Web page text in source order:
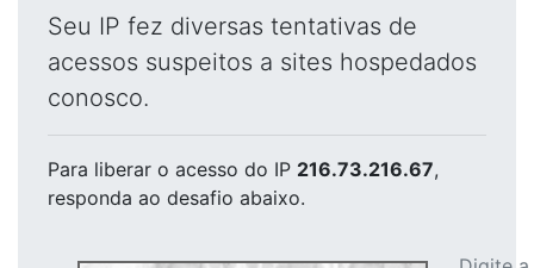
Seu IP fez diversas tentativas de
acessos suspeitos a sites hospedados
conosco.
Para liberar o acesso do IP 216.73.216.67,
responda ao desafio abaixo.